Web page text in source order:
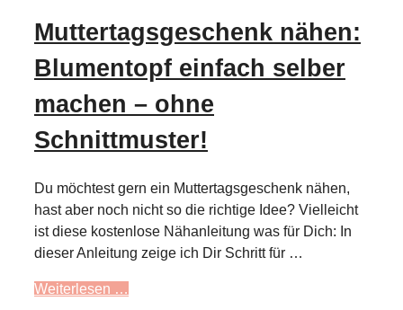
Muttertagsgeschenk nähen:
Blumentopf einfach selber
machen – ohne
Schnittmuster!
Du möchtest gern ein Muttertagsgeschenk nähen,
hast aber noch nicht so die richtige Idee? Vielleicht
ist diese kostenlose Nähanleitung was für Dich: In
dieser Anleitung zeige ich Dir Schritt für …
Weiterlesen …